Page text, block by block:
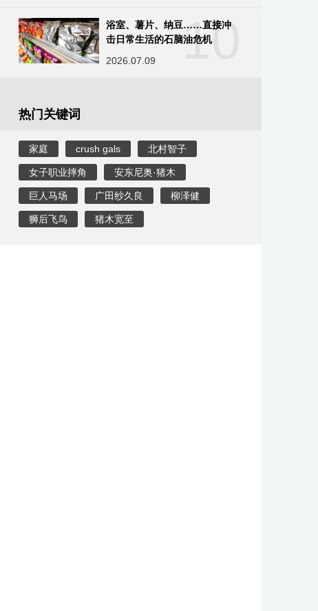
10
浴室、薯片、纳豆……直接冲
击日常生活的石脑油危机
2026.07.09
热门关键词
家庭 crush gals 北村智子
女子职业摔角 安东尼奥·猪木
巨人马场 广田纱久良 柳泽健
狮后飞鸟 猪木宽至